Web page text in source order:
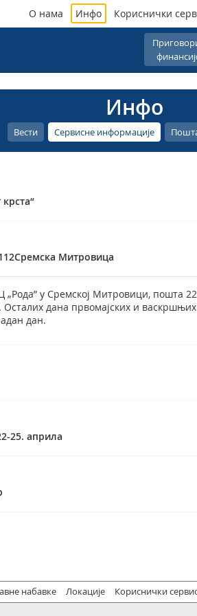
О нама Инфо Кориснички
Инфо
Вести Сервисне информације
Митровица
„Рода” у Сремској Митровици, пошта
Осталих дана првомајских и
дан.
25. априла
набавке Локације Кориснички